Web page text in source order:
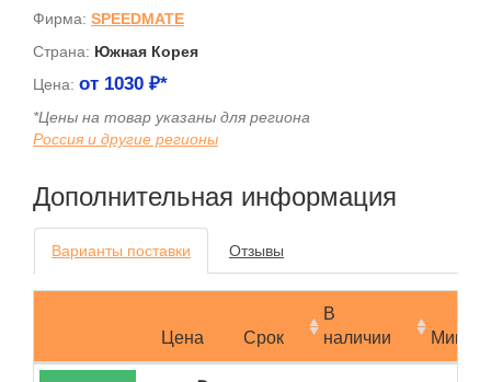
Фирма: SPEEDMATE
Страна: Южная Корея
Цена: от 1030 ₽*
*Цены на товар указаны для региона
Россия и другие регионы
Дополнительная информация
Варианты поставки Отзывы
Цена Срок
В
наличии